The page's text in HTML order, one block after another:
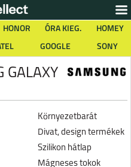
HONOR ÓRA KIEG.
HOMEY
GOOGLE SONY
GALAXY
Környezetbarát
Divat, design termékek
Szilikon hátlap
Mágneses tokok